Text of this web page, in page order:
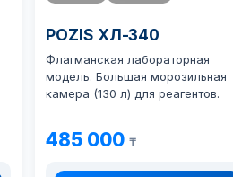
POZIS ХЛ-340
Флагманская лабораторная
модель. Большая морозильная
камера (130 л) для реагентов.
485 000₸